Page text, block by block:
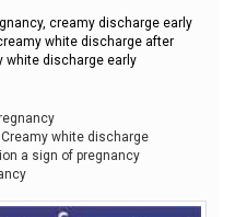
creamy discharge early
white discharge after
white discharge early
Creamy white discharge
a sign of pregnancy